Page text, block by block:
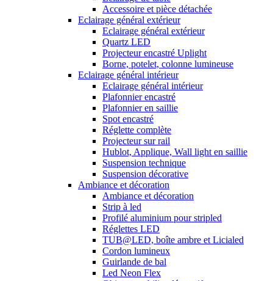
Accessoire et pièce détachée
Eclairage général extérieur
Eclairage général extérieur
Quartz LED
Projecteur encastré Uplight
Borne, potelet, colonne lumineuse
Eclairage général intérieur
Eclairage général intérieur
Plafonnier encastré
Plafonnier en saillie
Spot encastré
Réglette complète
Projecteur sur rail
Hublot, Applique, Wall light en saillie
Suspension technique
Suspension décorative
Ambiance et décoration
Ambiance et décoration
Strip à led
Profilé aluminium pour stripled
Réglettes LED
TUB@LED, boîte ambre et Licialed
Cordon lumineux
Guirlande de bal
Led Neon Flex